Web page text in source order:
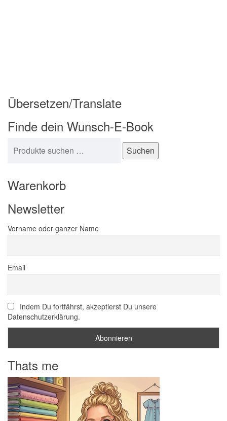
Übersetzen/Translate
Finde dein Wunsch-E-Book
Suchen
Warenkorb
Newsletter
Vorname oder ganzer Name
Email
Indem Du fortfährst, akzeptierst Du unsere
Datenschutzerklärung.
Thats me